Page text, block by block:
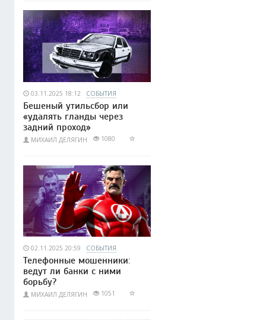
03.11.2025 18:12 СОБЫТИЯ
Бешеный утильсбор или
«удалять гланды через
задний проход»
МИХАИЛ ДЕЛЯГИН 1080
02.11.2025 20:59 СОБЫТИЯ
Телефонные мошенники:
ведут ли банки с ними
борьбу?
МИХАИЛ ДЕЛЯГИН 1051